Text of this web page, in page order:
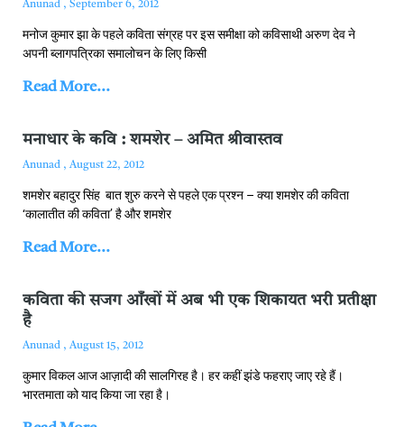
Anunad September 6, 2012
मनोज कुमार झा के पहले कविता संग्रह पर इस समीक्षा को कविसाथी अरुण देव ने
अपनी ब्‍लागपत्रिका समालोचन के लिए किसी
Read More...
मनाधार के कवि : शमशेर – अमित श्रीवास्‍तव
Anunad August 22, 2012
शमशेर बहादुर सिंह बात शुरु करने से पहले एक प्रश्न – क्या शमशेर की कविता
‘कालातीत की कविता’ है और शमशेर
Read More...
कविता की सजग आँखों में अब भी एक शिकायत भरी प्रतीक्षा
है
Anunad August 15, 2012
कुमार विकल आज आज़ादी की सालगिरह है। हर कहीं झंडे फहराए जाए रहे हैं।
भारतमाता को याद किया जा रहा है।